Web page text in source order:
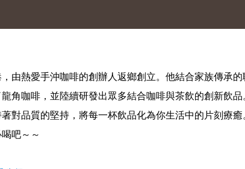
由熱愛手沖咖啡的創辦人返鄉創立。他結合家族傳承
角咖啡，並陸續研發出眾多結合咖啡與茶飲的創新飲
對品質的堅持，將每一杯飲品化為你生活中的片刻療
吧～～